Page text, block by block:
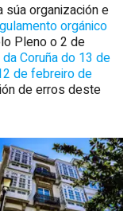
organización e
orgánico
Pleno o 2 de
da Coruña do 13 de
de febreiro de
de erros deste